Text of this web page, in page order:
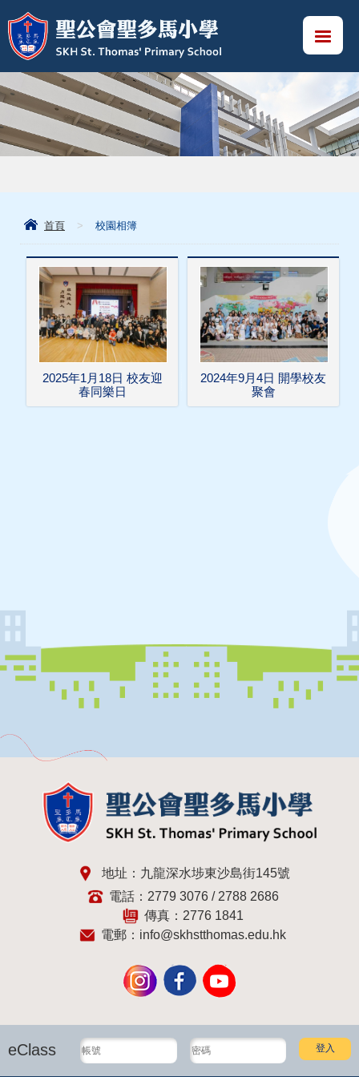
首頁 > 校園相簿
2025年1月18日 校友迎
春同樂日
2024年9月4日 開學校友
聚會
地址：九龍深水埗東沙島街145號
電話：2779 3076 / 2788 2686
傳真：2776 1841
電郵： info@skhstthomas.edu.hk
eClass